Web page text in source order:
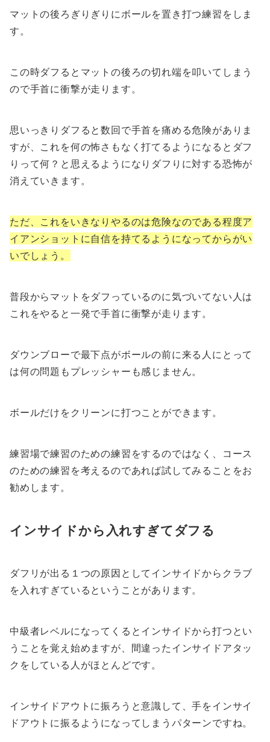
マットの後ろぎりぎりにボールを置き打つ練習をしま
す。
この時ダフるとマットの後ろの切れ端を叩いてしまう
ので手首に衝撃が走ります。
思いっきりダフると数回で手首を痛める危険がありま
すが、これを何の怖さもなく打てるようになるとダフ
りって何？と思えるようになりダフりに対する恐怖が
消えていきます。
ただ、これをいきなりやるのは危険なのである程度ア
イアンショットに自信を持てるようになってからがい
いでしょう。
普段からマットをダフっているのに気づいてない人は
これをやると一発で手首に衝撃が走ります。
ダウンブローで最下点がボールの前に来る人にとって
は何の問題もプレッシャーも感じません。
ボールだけをクリーンに打つことができます。
練習場で練習のための練習をするのではなく、コース
のための練習を考えるのであれば試してみることをお
勧めします。
インサイドから入れすぎてダフる
ダフリが出る１つの原因としてインサイドからクラブ
を入れすぎているということがあります。
中級者レベルになってくるとインサイドから打つとい
うことを覚え始めますが、間違ったインサイドアタッ
クをしている人がほとんどです。
インサイドアウトに振ろうと意識して、手をインサイ
ドアウトに振るようになってしまうパターンですね。